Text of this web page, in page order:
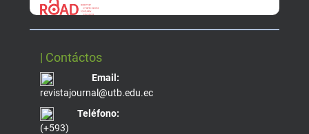
| Contáctos
Email:
revistajournal@utb.edu.ec
Teléfono:
(+593)